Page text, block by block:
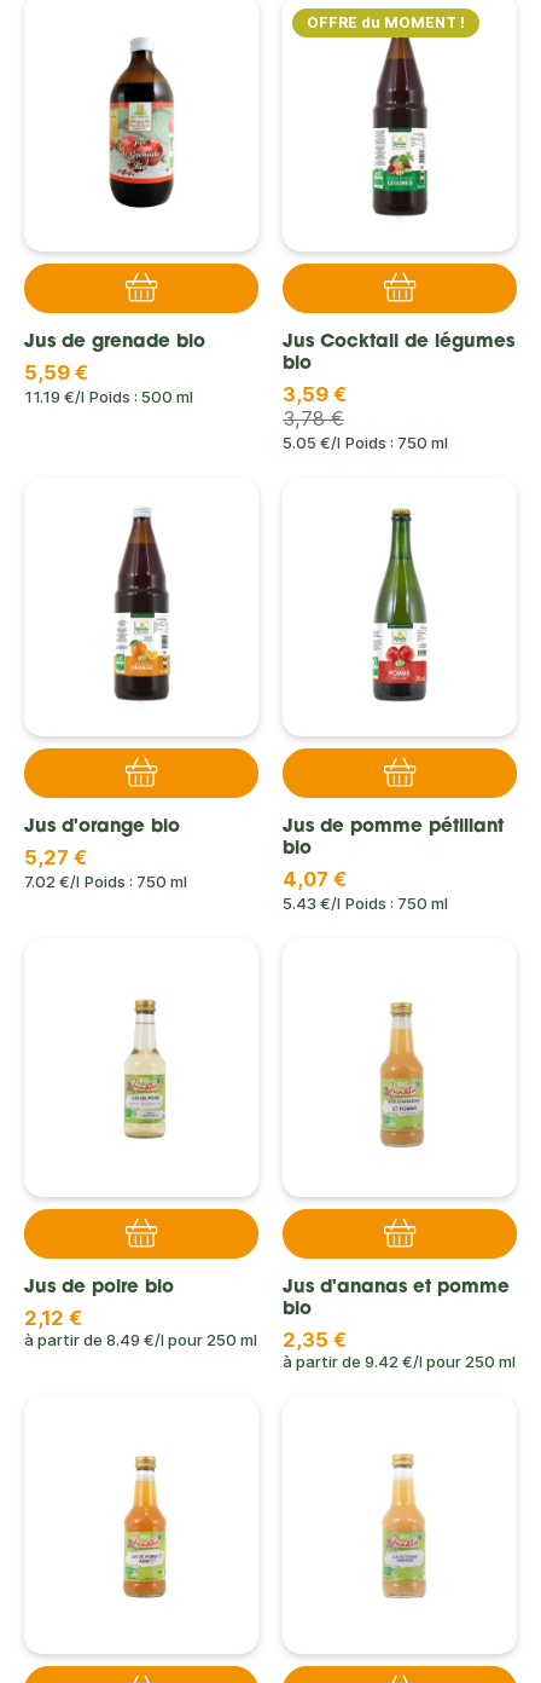
Jus de grenade bio
5,59 €
11.19 €/l Poids : 500 ml
OFFRE du MOMENT !
Jus Cocktail de légumes
bio
3,59 €
3,78 €
5.05 €/l Poids : 750 ml
Jus d'orange bio
5,27 €
7.02 €/l Poids : 750 ml
Jus de pomme pétillant
bio
4,07 €
5.43 €/l Poids : 750 ml
Jus de poire bio
2,12 €
à partir de 8.49 €/l pour250 ml
Jus d'ananas et pomme
bio
2,35 €
à partir de 9.42 €/l pour250 ml